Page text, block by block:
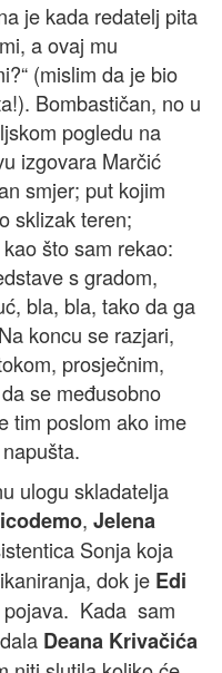
je kada redatelj pita
a ovaj mu
(mislim da je bio
Bombastičan, no u
pogledu na
izgovara Marčić
smjer; put kojim
sklizak teren;
što sam rekao:
s gradom,
bla, bla, tako da ga
koncu se razjari,
prosječnim,
se međusobno
tim poslom ako ime
ulogu skladatelja
, Jelena
Sonja koja
dok je Edi
pojava. Kada sam
Deana Krivačića